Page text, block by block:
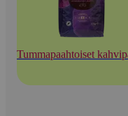
Tummapaahtoiset